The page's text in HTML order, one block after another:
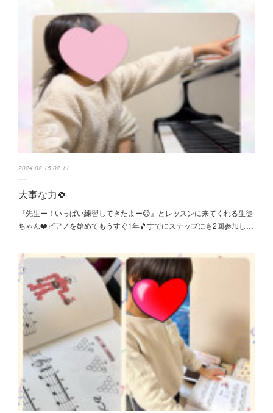
2024.02.15 02:11
大事な力🍀
『先生ー！いっぱい練習してきたよー😊』とレッスンに来てくれる生徒
ちゃん❤️ピアノを始めてもうすぐ1年🎵すでにステップにも2回参加し…